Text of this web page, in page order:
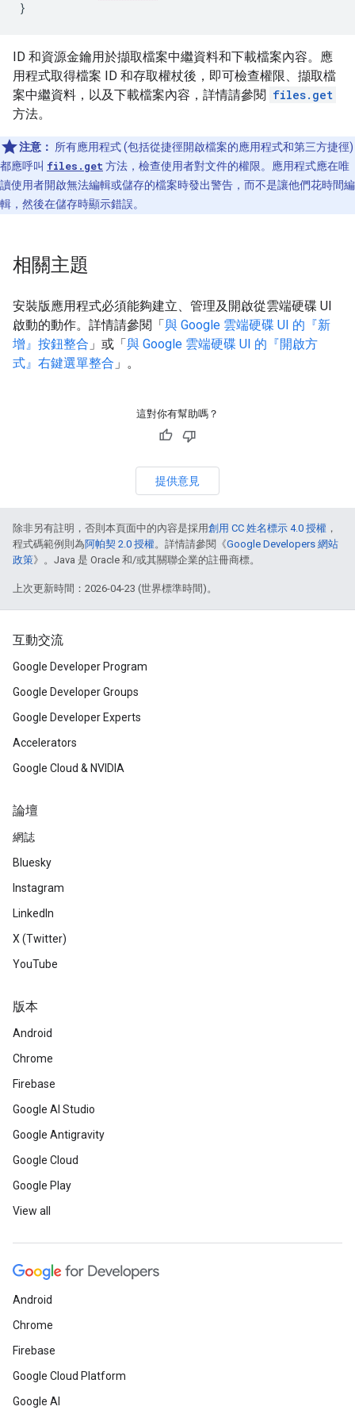
ID 和資源金鑰用於擷取檔案中繼資料和下載檔案內容。應
用程式取得檔案 ID 和存取權杖後，即可檢查權限、擷取檔
案中繼資料，以及下載檔案內容，詳情請參閱 files.get
方法。
注意： 所有應用程式 (包括從捷徑開啟檔案的應用程式和第三方捷徑)
都應呼叫 files.get 方法，檢查使用者對文件的權限。應用程式應在唯
讀使用者開啟無法編輯或儲存的檔案時發出警告，而不是讓他們花時間編
輯，然後在儲存時顯示錯誤。
相關主題
安裝版應用程式必須能夠建立、管理及開啟從雲端硬碟 UI
啟動的動作。詳情請參閱「與 Google 雲端硬碟 UI 的『新
增』按鈕整合 」或「與 Google 雲端硬碟 UI 的『開啟方
式』右鍵選單整合 」。
這對你有幫助嗎？
提供意見
除非另有註明，否則本頁面中的內容是採用創用 CC 姓名標示 4.0 授權 ，
程式碼範例則為阿帕契 2.0 授權。詳情請參閱《Google Developers 網站
政策》。Java 是 Oracle 和/或其關聯企業的註冊商標。
上次更新時間：2026-04-23 (世界標準時間)。
互動交流
Google Developer Program
Google Developer Groups
Google Developer Experts
Accelerators
Google Cloud & NVIDIA
論壇
網誌
Bluesky
Instagram
LinkedIn
X (Twitter)
YouTube
版本
Android
Chrome
Firebase
Google AI Studio
Google Antigravity
Google Cloud
Google Play
View all
Android
Chrome
Firebase
Google Cloud Platform
Google AI